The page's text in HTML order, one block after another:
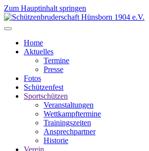
Zum Hauptinhalt springen
Home
Aktuelles
Termine
Presse
Fotos
Schützenfest
Sportschützen
Veranstaltungen
Wettkampftermine
Trainingszeiten
Ansprechpartner
Historie
Verein